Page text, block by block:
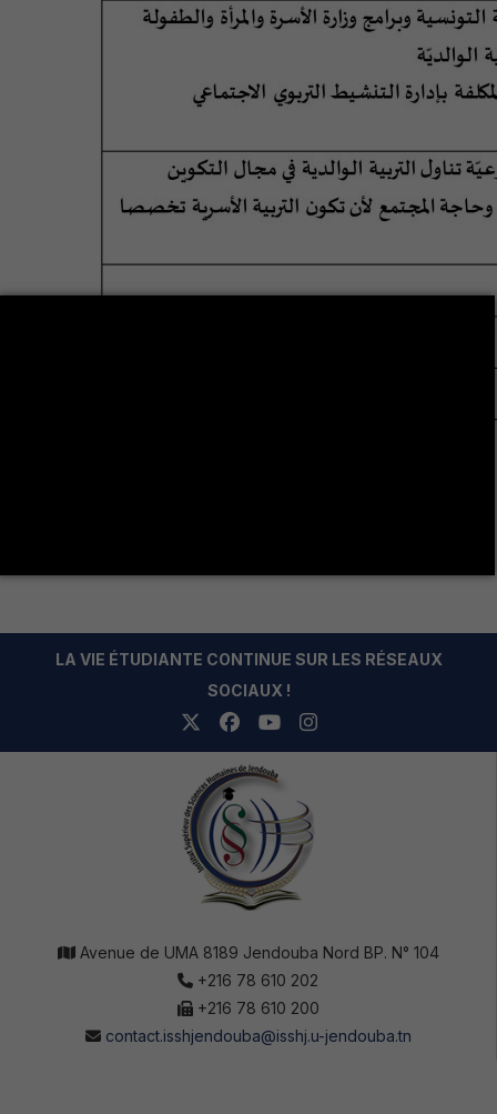
LA VIE ÉTUDIANTE CONTINUE SUR LES RÉSEAUX
SOCIAUX !
Avenue de UMA 8189 Jendouba Nord BP. N° 104
+216 78 610 202
+216 78 610 200
contact.isshjendouba@isshj.u-jendouba.tn